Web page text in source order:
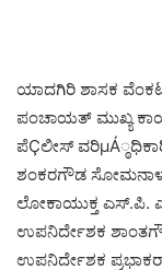
ಯಾದಗಿರಿ ಶಾಸಕ
ಪಂಚಾಯತ್ ಮುಖ್ಯ
ಪೆÇಲೀಸ್
ಶಂಕರಗೌಡ
ಲೋಕಾಯುಕ್ತ ಎಸ್.ಪಿ.
ಉಪನಿರ್ದೇಶಕ
ಉಪನಿರ್ದೇಶಕ